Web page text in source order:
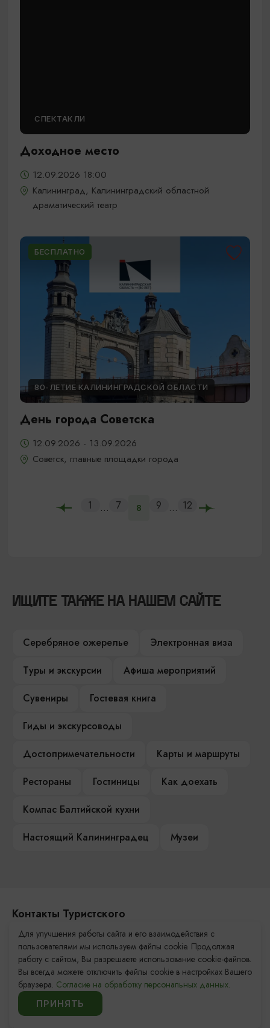
СПЕКТАКЛИ
Доходное место
12.09.2026 18:00
Калининград, Калининградский областной
драматический театр
БЕСПЛАТНО
80-ЛЕТИЕ КАЛИНИНГРАДСКОЙ ОБЛАСТИ
День города Советска
12.09.2026 - 13.09.2026
Советск, главные площадки города
1 ... 7 8 9 ... 12
ИЩИТЕ ТАКЖЕ НА НАШЕМ САЙТЕ
Серебряное ожерелье
Электронная виза
Туры и экскурсии
Афиша мероприятий
Сувениры
Гостевая книга
Гиды и экскурсоводы
Достопримечательности
Карты и маршруты
Рестораны
Гостиницы
Как доехать
Компас Балтийской кухни
Настоящий Калининградец
Музеи
Контакты Туристского
информационного центра
+7 (4012) 555-200
8 (800) 200-55-39
info@visit-kaliningrad.ru
Для улучшения работы сайта и его взаимодействия с
пользователями мы используем файлы cookie. Продолжая
работу с сайтом, Вы разрешаете использование cookie-файлов.
Вы всегда можете отключить файлы cookie в настройках Вашего
браузера. Согласие на обработку персональных данных.
ПРИНЯТЬ